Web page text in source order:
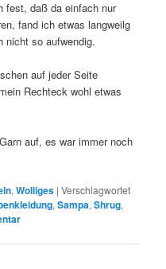
fest, daß da einfach nur
fand ich etwas langweilg
nicht so aufwendig.
auf jeder Seite
Rechteck wohl etwas
auf, es war immer noch
,Wolliges |Verschlagwortet
,Sampa,Shrug,